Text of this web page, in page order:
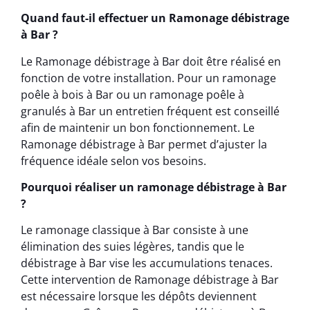
Quand faut-il effectuer un Ramonage débistrage
à Bar ?
Le Ramonage débistrage à Bar doit être réalisé en
fonction de votre installation. Pour un ramonage
poêle à bois à Bar ou un ramonage poêle à
granulés à Bar un entretien fréquent est conseillé
afin de maintenir un bon fonctionnement. Le
Ramonage débistrage à Bar permet d’ajuster la
fréquence idéale selon vos besoins.
Pourquoi réaliser un ramonage débistrage à Bar
?
Le ramonage classique à Bar consiste à une
élimination des suies légères, tandis que le
débistrage à Bar vise les accumulations tenaces.
Cette intervention de Ramonage débistrage à Bar
est nécessaire lorsque les dépôts deviennent